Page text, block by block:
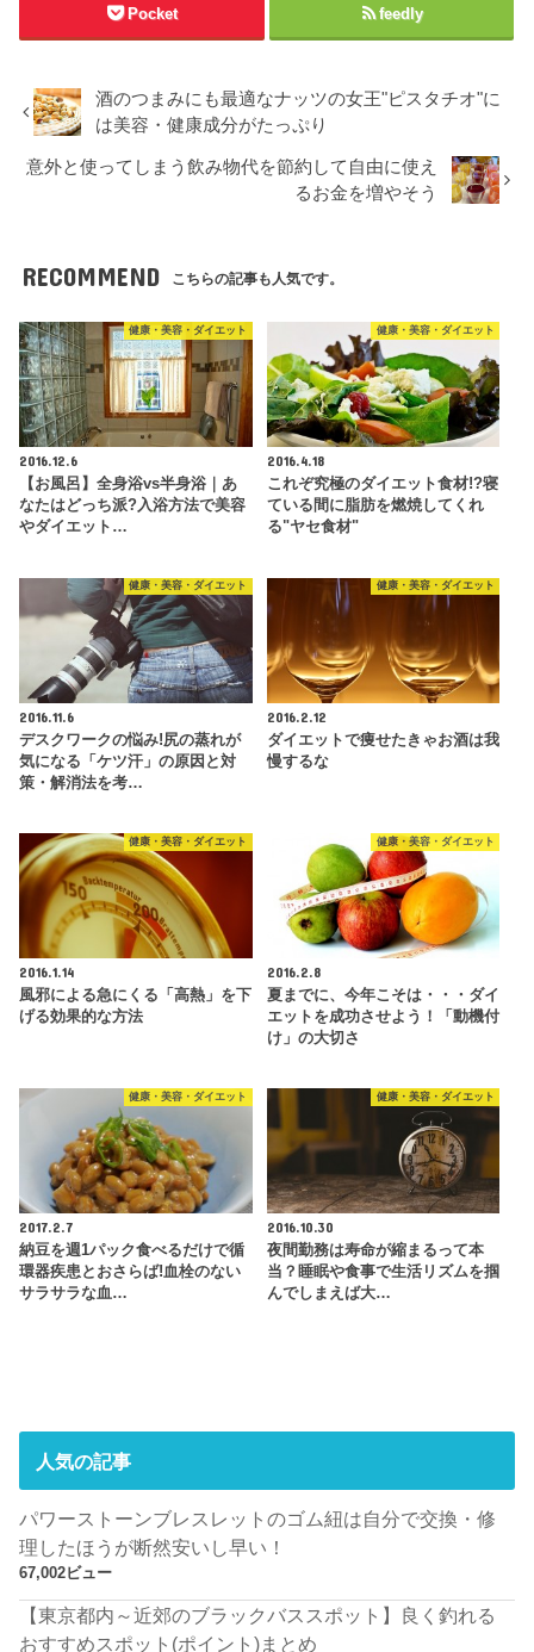
Pocket feedly
酒のつまみにも最適なナッツの女王"ピスタチオ"に
は美容・健康成分がたっぷり
意外と使ってしまう飲み物代を節約して自由に使え
るお金を増やそう
RECOMMEND こちらの記事も人気です。
健康・美容・ダイエット
2016.12.6
【お風呂】全身浴vs半身浴｜あ
なたはどっち派?入浴方法で美容
やダイエット…
健康・美容・ダイエット
2016.4.18
これぞ究極のダイエット食材!?寝
ている間に脂肪を燃焼してくれ
る"ヤセ食材"
健康・美容・ダイエット
2016.11.6
デスクワークの悩み!尻の蒸れが
気になる「ケツ汗」の原因と対
策・解消法を考…
健康・美容・ダイエット
2016.2.12
ダイエットで痩せたきゃお酒は我
慢するな
健康・美容・ダイエット
2016.1.14
風邪による急にくる「高熱」を下
げる効果的な方法
健康・美容・ダイエット
2016.2.8
夏までに、今年こそは・・・ダイ
エットを成功させよう！「動機付
け」の大切さ
健康・美容・ダイエット
2017.2.7
納豆を週1パック食べるだけで循
環器疾患とおさらば!血栓のない
サラサラな血…
健康・美容・ダイエット
2016.10.30
夜間勤務は寿命が縮まるって本
当？睡眠や食事で生活リズムを掴
んでしまえば大…
人気の記事
パワーストーンブレスレットのゴム紐は自分で交換・修
理したほうが断然安いし早い！
67,002ビュー
【東京都内～近郊のブラックバススポット】良く釣れる
おすすめスポット(ポイント)まとめ